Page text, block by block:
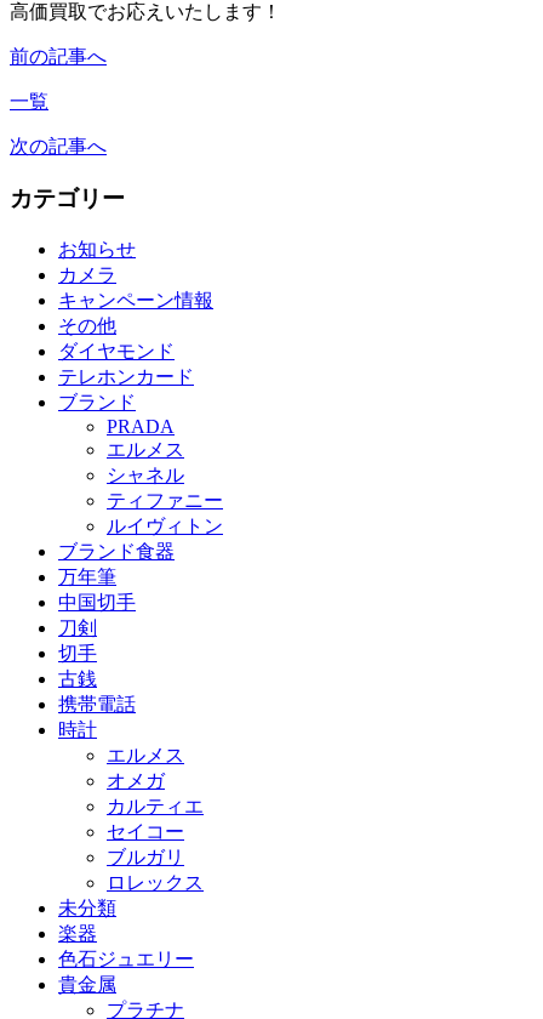
高価買取でお応えいたします！
前の記事へ
一覧
次の記事へ
カテゴリー
お知らせ
カメラ
キャンペーン情報
その他
ダイヤモンド
テレホンカード
ブランド
PRADA
エルメス
シャネル
ティファニー
ルイヴィトン
ブランド食器
万年筆
中国切手
刀剣
切手
古銭
携帯電話
時計
エルメス
オメガ
カルティエ
セイコー
ブルガリ
ロレックス
未分類
楽器
色石ジュエリー
貴金属
プラチナ